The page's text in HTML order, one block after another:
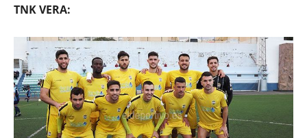
TNK VERA: